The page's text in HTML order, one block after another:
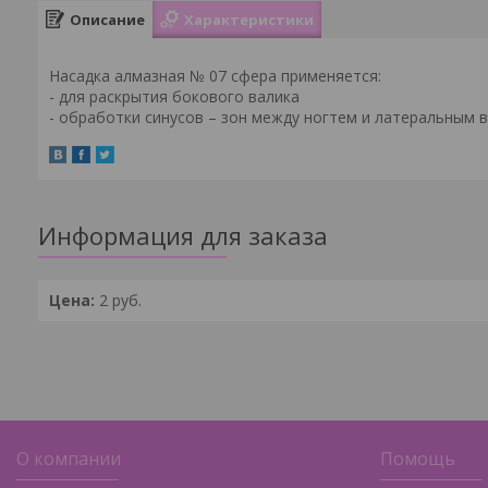
Описание Характеристики
Насадка алмазная № 07 сфера применяется:
- для раскрытия бокового валика
- обработки синусов – зон между ногтем и латеральным
Информация для заказа
Цена: 2 руб.
О компании Помощь